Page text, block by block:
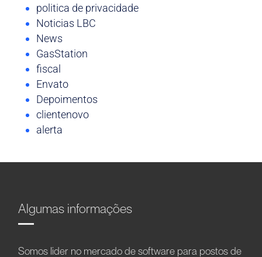
politica de privacidade
Noticias LBC
News
GasStation
fiscal
Envato
Depoimentos
clientenovo
alerta
Algumas informações
Somos líder no mercado de software para postos de